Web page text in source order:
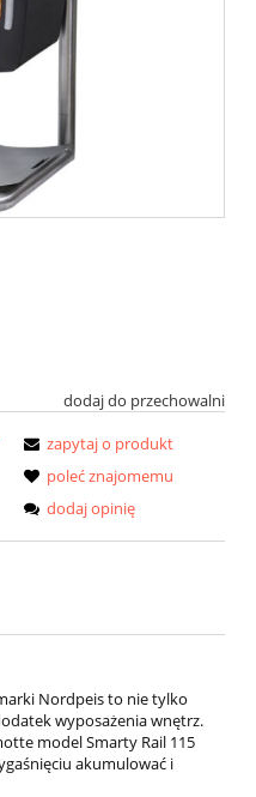
dodaj do przechowalni
zapytaj o produkt
poleć znajomemu
dodaj opinię
Nordpeis to nie tylko
wyposażenia wnętrz.
model Smarty Rail 115
akumulować i